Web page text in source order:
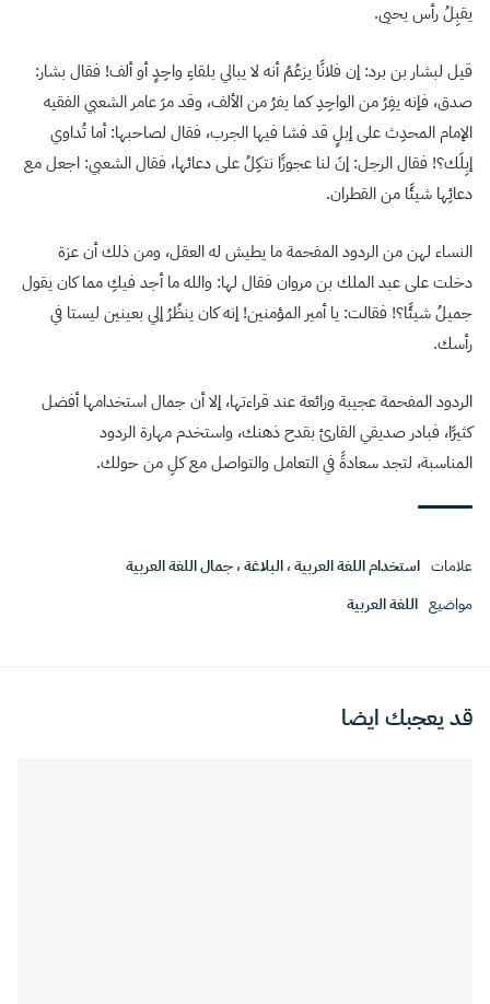
يقبِلُ رأس يحيى.
قيل لبشار بن برد: إن فلانًا يزعُمُ أنه لا يبالي بلقاءِ واحِدٍ أو ألف! فقال بشار:
صدق، فإنه يفِرُ من الواحِدِ كما يفرُ من الألف، وقد مرَ عامر الشعبي الفقيه
الإمام المحدِث على إبلٍ قد فشا فيها الجرب، فقال لصاحبها: أما تُداوي
إبِلَك؟! فقال الرجل: إنَ لنا عجوزًا نتكِلُ على دعائها، فقال الشعبي: اجعل مع
دعائِها شيئًا من القطران.
النساء لهن من الردود المفحمة ما يطيش له العقل، ومن ذلك أن عزة
دخلت على عبد الملك بن مروان فقال لها: والله ما أجد فيكِ مما كان يقول
جميلُ شيئًا؟! فقالت: يا أمير المؤمنين! إنه كان ينظُرُ إلي بعينين ليستا في
رأسك.
الردود المفحمة عجيبة ورائعة عند قراءتها، إلا أن جمال استخدامها أفضل
كثيرًا، فبادر صديقي القارئ بقدح ذهنك، واستخدم مهارة الردود
المناسبة، لتجد سعادةً في التعامل والتواصل مع كلِ من حولك.
علامات استخدام اللغة العربية،البلاغة،جمال اللغة العربية
مواضيع اللغة العربية
قد يعجبك ايضا